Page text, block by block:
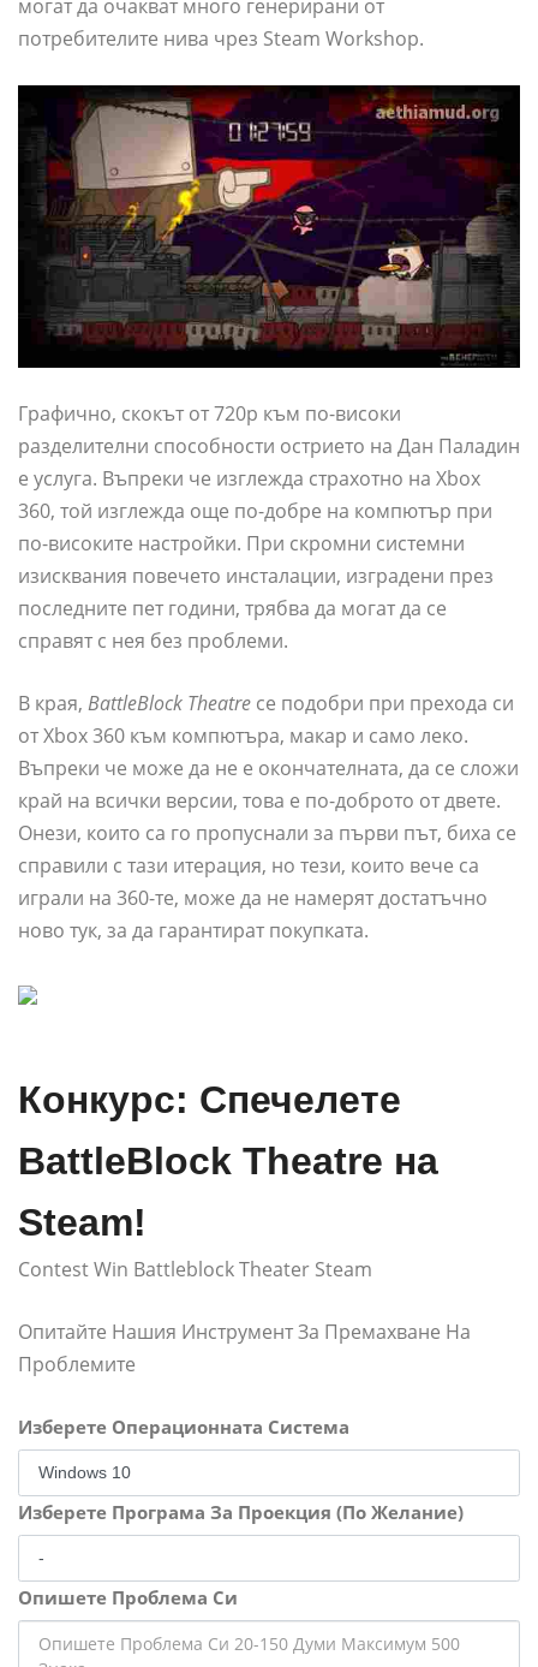
могат да очакват много генерирани от
потребителите нива чрез Steam Workshop.
Графично, скокът от 720p към по-високи
разделителни способности острието на Дан Паладин
е услуга. Въпреки че изглежда страхотно на Xbox
360, той изглежда още по-добре на компютър при
по-високите настройки. При скромни системни
изисквания повечето инсталации, изградени през
последните пет години, трябва да могат да се
справят с нея без проблеми.
В края, BattleBlock Theatre се подобри при прехода си
от Xbox 360 към компютъра, макар и само леко.
Въпреки че може да не е окончателната, да се сложи
край на всички версии, това е по-доброто от двете.
Онези, които са го пропуснали за първи път, биха се
справили с тази итерация, но тези, които вече са
играли на 360-те, може да не намерят достатъчно
ново тук, за да гарантират покупката.
Конкурс: Спечелете
BattleBlock Theatre на
Steam!
Contest Win Battleblock Theater Steam
Опитайте Нашия Инструмент За Премахване На
Проблемите
Изберете Операционната Система
Изберете Програма За Проекция (По Желание)
Опишете Проблема Си